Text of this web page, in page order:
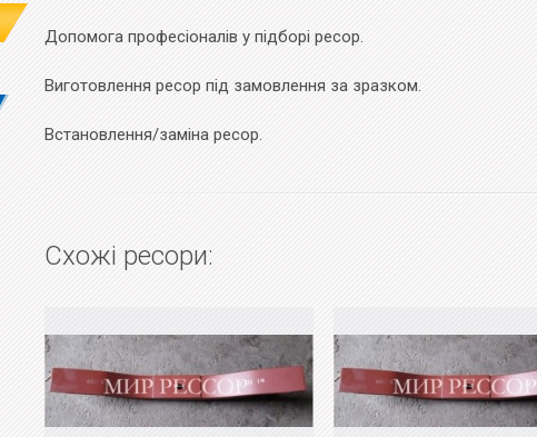
Допомога професіоналів у підборі ресор.
Виготовлення ресор під замовлення за зразком.
Встановлення/заміна ресор.
Схожі ресори: